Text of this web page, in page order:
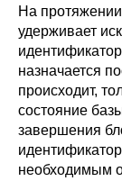
На
удерживает
назначается
происходит,
состояние
завершения
необходимым